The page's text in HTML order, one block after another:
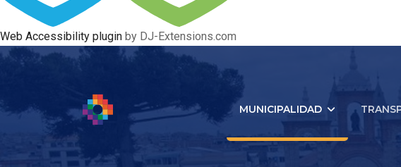
Web Accessibility plugin by DJ-Extensions.com
MUNICIPALIDAD